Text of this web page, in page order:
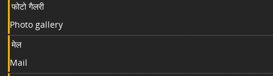
फोटो गैलरी
Photo gallery
मेल
Mail